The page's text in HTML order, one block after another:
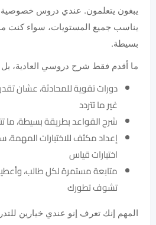
يبغون يتعلمون. عندي دروس
يناسب جميع المستويات، سواء كنت
بسيطة.
ما أقدم فقط شرح دروسي العادية،
دورات تقوية للمحادثة، عشان
غير ما تتردد
شرح القواعد بطريقة بسيطة،
إعداد مكثف للاختبارات
اختبارات قياس
متابعة مستمرة لكل طالب،
تشوف تطورك
المهم إنك تعرف إنو عندي خيارين